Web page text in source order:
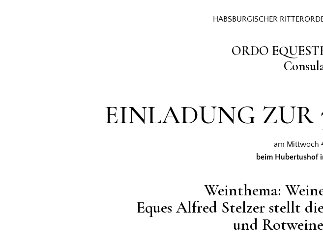
HABSBURGISCHER
ORDO
EINLADUNG ZUR
am Mittwoch
beim Hubertushof
Weinthema:
Eques Alfred Stelzer stellt
und